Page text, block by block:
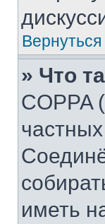
» Что
COPPA
иметь